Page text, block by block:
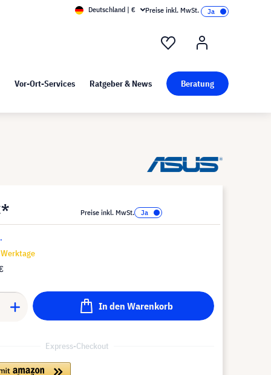
Kunst bei visunext
Deutschland | € Preise inkl. MwSt.
Vor-Ort-Services Ratgeber & News Beratung
Preise inkl. MwSt.
In den Warenkorb
Express-Checkout